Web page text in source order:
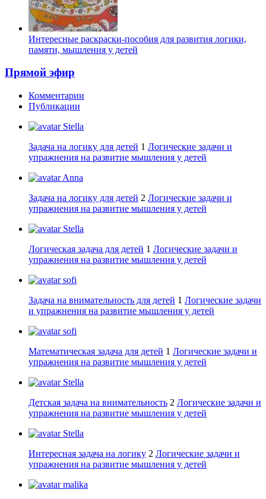
Интересные раскраски-пособия для развития логики,
памяти, мышления у детей
Прямой эфир
Комментарии
Публикации
Stella
Задача на логику для детей 1 Логические задачи и
упражнения на развитие мышления у детей
Anna
Задача на логику для детей 2 Логические задачи и
упражнения на развитие мышления у детей
Stella
Логическая задача для детей 1 Логические задачи и
упражнения на развитие мышления у детей
sofi
Задача на внимательность для детей 1 Логические задачи
и упражнения на развитие мышления у детей
sofi
Математическая задача для детей 1 Логические задачи и
упражнения на развитие мышления у детей
Stella
Детская задача на внимательность 2 Логические задачи и
упражнения на развитие мышления у детей
Stella
Интересная задача на логику 2 Логические задачи и
упражнения на развитие мышления у детей
malika